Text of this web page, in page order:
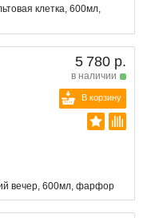
клетка, 600мл,
5 780 р.
в наличии
В корзину
вечер, 600мл, фарфор